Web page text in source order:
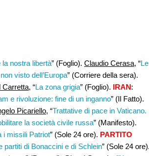
la nostra libertà” (Foglio). Claudio Cerasa, “Le
visto dell’Europa” (Corriere della sera).
Carretta, “La zona grigia” (Foglio). IRAN:
e rivoluzione: fine di un inganno” (Il Fatto).
Picariello, “Trattative di pace in Vaticano.
la società civile russa” (Manifesto).
i missili Patriot” (Sole 24 ore). PARTITO
partiti di Bonaccini e di Schlein” (Sole 24 ore).